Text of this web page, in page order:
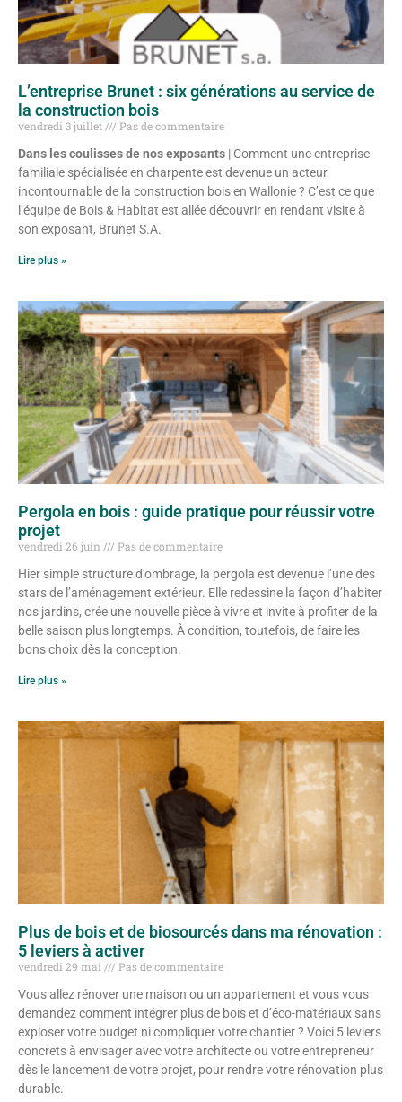
L’entreprise Brunet : six générations au service de
la construction bois
vendredi 3 juillet
Pas de commentaire
Dans les coulisses de nos exposants | Comment une entreprise
familiale spécialisée en charpente est devenue un acteur
incontournable de la construction bois en Wallonie ? C’est ce que
l’équipe de Bois & Habitat est allée découvrir en rendant visite à
son exposant, Brunet S.A.
Lire plus »
Pergola en bois : guide pratique pour réussir votre
projet
vendredi 26 juin
Pas de commentaire
Hier simple structure d’ombrage, la pergola est devenue l’une des
stars de l’aménagement extérieur. Elle redessine la façon d’habiter
nos jardins, crée une nouvelle pièce à vivre et invite à profiter de la
belle saison plus longtemps. À condition, toutefois, de faire les
bons choix dès la conception.
Lire plus »
Plus de bois et de biosourcés dans ma rénovation :
5 leviers à activer
vendredi 29 mai
Pas de commentaire
Vous allez rénover une maison ou un appartement et vous vous
demandez comment intégrer plus de bois et d’éco-matériaux sans
exploser votre budget ni compliquer votre chantier ? Voici 5 leviers
concrets à envisager avec votre architecte ou votre entrepreneur
dès le lancement de votre projet, pour rendre votre rénovation plus
durable.